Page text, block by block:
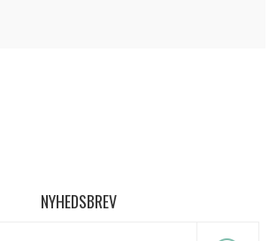
NYHEDSBREV